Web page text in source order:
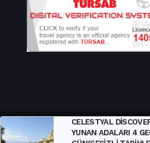
CELESTYAL
YUNAN ADALARI 4
Gemi Seyahati© 2025